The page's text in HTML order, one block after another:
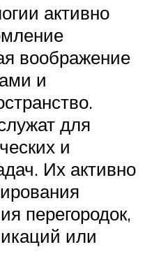
активно
воображение
и
для
и
Их активно
перегородок,
или